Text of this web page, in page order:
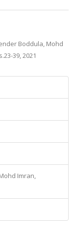
Boddula, Mohd
39, 2021
Imran,